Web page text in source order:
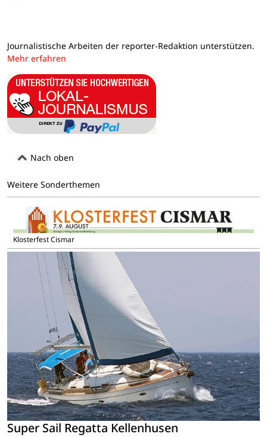
Journalistische Arbeiten der reporter-Redaktion unterstützen.
Mehr erfahren
Nach oben
Weitere Sonderthemen
Klosterfest Cismar
Super Sail Regatta Kellenhusen